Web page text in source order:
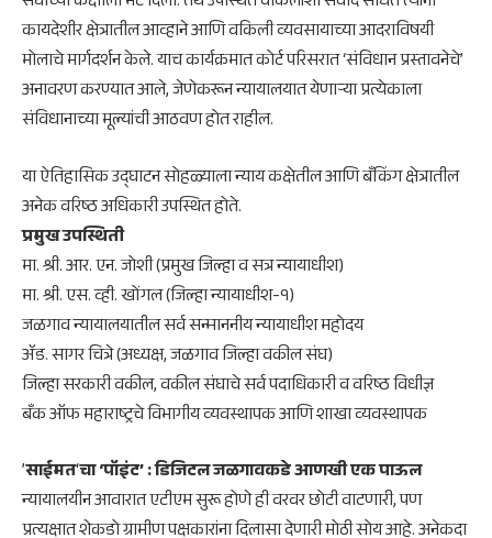
कायदेशीर क्षेत्रातील आव्हाने आणि वकिली व्यवसायाच्या आदराविषयी
मोलाचे मार्गदर्शन केले. याच कार्यक्रमात कोर्ट परिसरात ‘संविधान प्रस्तावनेचे’
अनावरण करण्यात आले, जेणेकरून न्यायालयात येणाऱ्या प्रत्येकाला
संविधानाच्या मूल्यांची आठवण होत राहील.
​या ऐतिहासिक उद्घाटन सोहळ्याला न्याय कक्षेतील आणि बँकिंग क्षेत्रातील
अनेक वरिष्ठ अधिकारी उपस्थित होते.
​प्रमुख उपस्थिती
​मा. श्री. आर. एन. जोशी (प्रमुख जिल्हा व सत्र न्यायाधीश)
​मा. श्री. एस. व्ही. खोंगल (जिल्हा न्यायाधीश-१)
​जळगाव न्यायालयातील सर्व सन्माननीय न्यायाधीश महोदय
​ॲड. सागर चित्रे (अध्यक्ष, जळगाव जिल्हा वकील संघ)
​जिल्हा सरकारी वकील, वकील संघाचे सर्व पदाधिकारी व वरिष्ठ विधीज्ञ
​बँक ऑफ महाराष्ट्रचे विभागीय व्यवस्थापक आणि शाखा व्यवस्थापक
​’साईमत‘चा ‘पॉइंट’ : डिजिटल जळगावकडे आणखी एक पाऊल
​न्यायालयीन आवारात एटीएम सुरू होणे ही वरवर छोटी वाटणारी, पण
प्रत्यक्षात शेकडो ग्रामीण पक्षकारांना दिलासा देणारी मोठी सोय आहे. अनेकदा